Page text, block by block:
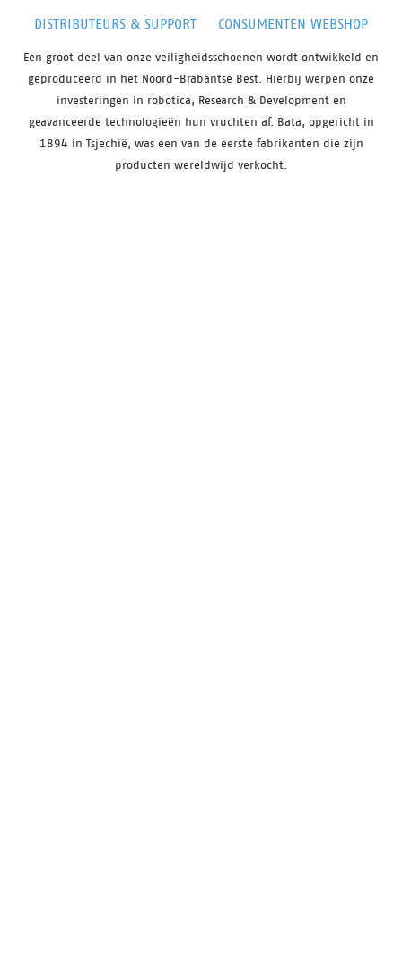
DISTRIBUTEURS & SUPPORT
CONSUMENTEN WEBSHOP
Een groot deel van onze veiligheidsschoenen wordt ontwikkeld en
geproduceerd in het Noord-Brabantse Best. Hierbij werpen onze
investeringen in robotica, Research & Development en
geavanceerde technologieën hun vruchten af. Bata, opgericht in
1894 in Tsjechië, was een van de eerste fabrikanten die zijn
producten wereldwijd verkocht.